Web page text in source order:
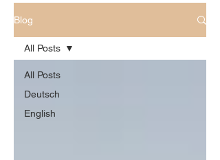
Blog
All Posts
Deutsch
English
All Posts